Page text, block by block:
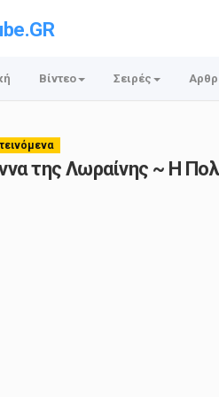
Βίντεο Σειρές
της Λωραίνης ~ Η